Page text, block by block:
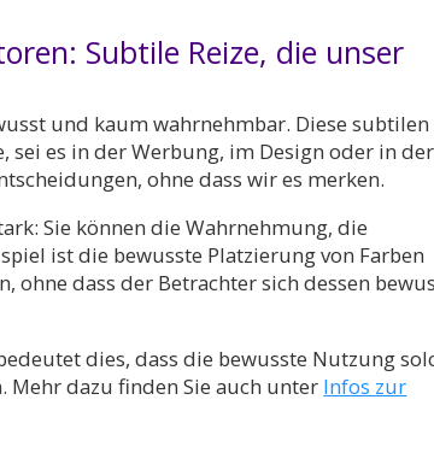
Subtile Reize, die unser
und kaum wahrnehmbar. Diese subtilen
sei es in der Werbung, im Design oder in der
ohne dass wir es merken.
Sie können die Wahrnehmung, die
ist die bewusste Platzierung von Farben
dass der Betrachter sich dessen
dies, dass die bewusste Nutzung
dazu finden Sie auch unter Infos zur